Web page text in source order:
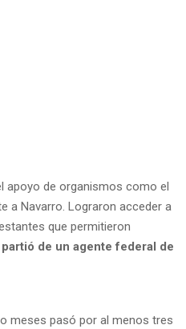
apoyo de organismos como el
a Navarro. Lograron acceder a
que permitieron
de un agente federal de
meses pasó por al menos tres